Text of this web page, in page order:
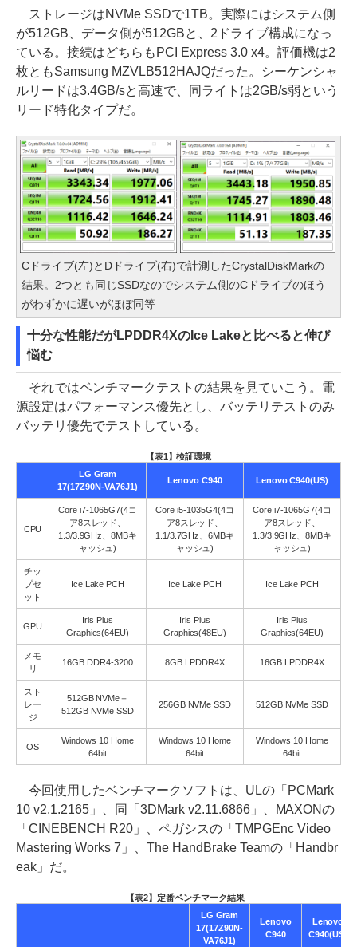
ストレージはNVMe SSDで1TB。実際にはシステム側
が512GB、データ側が512GBと、2ドライブ構成になっ
ている。接続はどちらもPCI Express 3.0 x4。評価機は2
枚ともSamsung MZVLB512HAJQだった。シーケンシャ
ルリードは3.4GB/sと高速で、同ライトは2GB/s弱という
リード特化タイプだ。
Cドライブ(左)とDドライブ(右)で計測したCrystalDiskMarkの
結果。2つとも同じSSDなのでシステム側のCドライブのほう
がわずかに遅いがほぼ同等
十分な性能だがLPDDR4XのIce Lakeと比べると伸び
悩む
それではベンチマークテストの結果を見ていこう。電
源設定はパフォーマンス優先とし、バッテリテストのみ
バッテリ優先でテストしている。
【表1】検証環境
LG Gram
17(17Z90N-VA76J1)
Lenovo C940 Lenovo C940(US)
CPU
Core i7-1065G7(4コ
ア8スレッド、
1.3/3.9GHz、8MBキ
ャッシュ)
Core i5-1035G4(4コ
ア8スレッド、
1.1/3.7GHz、6MBキ
ャッシュ)
Core i7-1065G7(4コ
ア8スレッド、
1.3/3.9GHz、8MBキ
ャッシュ)
チッ
プセ
ット
Ice Lake PCH Ice Lake PCH Ice Lake PCH
GPU
Iris Plus
Graphics(64EU)
Iris Plus
Graphics(48EU)
Iris Plus
Graphics(64EU)
メモ
リ
16GB DDR4-3200 8GB LPDDR4X 16GB LPDDR4X
スト
レー
ジ
512GB NVMe＋
512GB NVMe SSD
256GB NVMe SSD 512GB NVMe SSD
OS
Windows 10 Home
64bit
Windows 10 Home
64bit
Windows 10 Home
64bit
今回使用したベンチマークソフトは、ULの「PCMark
10 v2.1.2165」、同「3DMark v2.11.6866」、MAXONの
「CINEBENCH R20」、ペガシスの「TMPGEnc Video
Mastering Works 7」、The HandBrake Teamの「Handbr
eak」だ。
【表2】定番ベンチマーク結果
LG Gram
17(17Z90N-
VA76J1)
Lenovo
C940
Lenovo
C940(US)